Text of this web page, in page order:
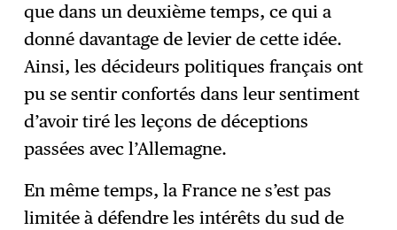
que dans un deuxième temps, ce qui a
donné davantage de levier de cette idée.
Ainsi, les décideurs politiques français ont
pu se sentir confortés dans leur sentiment
d’avoir tiré les leçons de déceptions
passées avec l’Allemagne.
En même temps, la France ne s’est pas
limitée à défendre les intérêts du sud de